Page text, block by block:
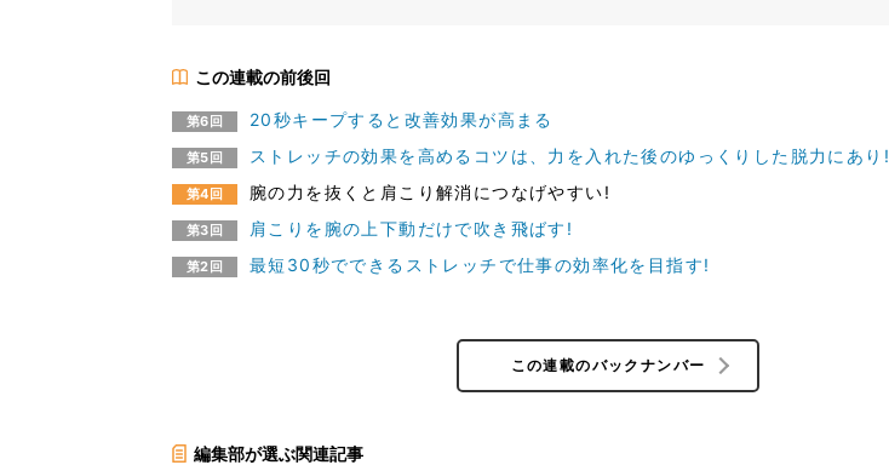
この連載の前後回
第6回 20秒キープすると改善効果が高まる
第5回 ストレッチの効果を高めるコツは、力を入れた後のゆっくりした脱力にあり!
第4回 腕の力を抜くと肩こり解消につなげやすい!
第3回 肩こりを腕の上下動だけで吹き飛ばす!
第2回 最短30秒でできるストレッチで仕事の効率化を目指す!
この連載のバックナンバー
編集部が選ぶ関連記事